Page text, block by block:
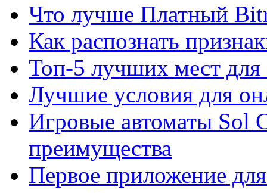
Что лучше Платный
Как распознать
Топ-5 лучших мест для
Лучшие условия для
Игровые автоматы Sol
преимущества
Первое приложение